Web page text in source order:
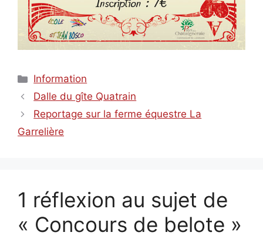
Catégories
Information
Dalle du gîte Quatrain
Reportage sur la ferme équestre La
Garrelière
1 réflexion au sujet de
« Concours de belote »